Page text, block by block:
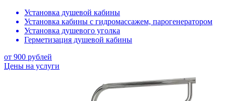
Установка душевой кабины
Установка кабины с гидромассажем, парогенератором
Установка душевого уголка
Герметизация душевой кабины
от 900 рублей
Цены на услуги